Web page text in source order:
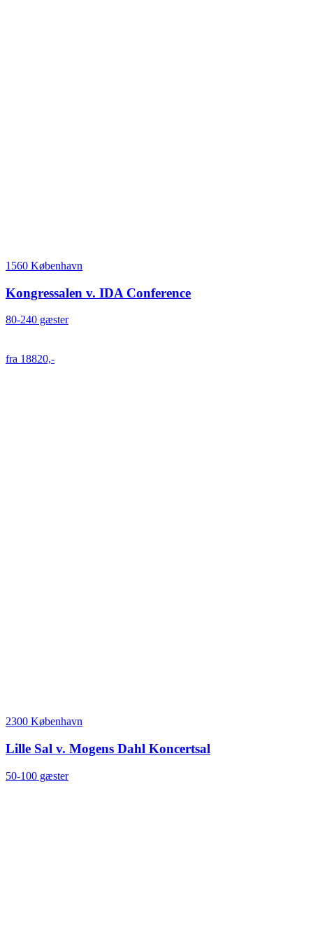
1560 København
Kongressalen v. IDA Conference
80-240 gæster
fra 18820,-
2300 København
Lille Sal v. Mogens Dahl Koncertsal
50-100 gæster